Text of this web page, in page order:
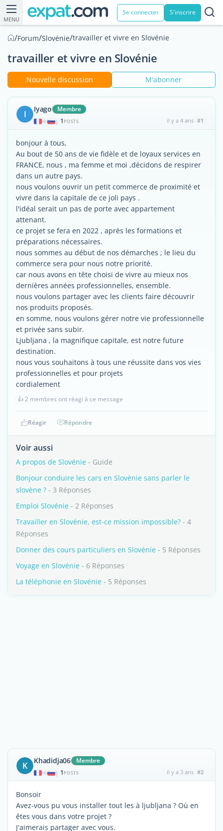
MENU
Se connecter S'inscrire
/Forum/Slovénie/travailler et vivre en Slovénie
travailler et vivre en Slovénie
Nouvelle discussion M'abonner
I Iyago Membre
| 1 POSTS il y a 4 ans #1
bonjour à tous,
Au bout de 50 ans de vie fidèle et de loyaux services en
FRANCE, nous , ma femme et moi ,décidons de respirer
dans un autre pays.
nous voulons ouvrir un petit commerce de proximité et
vivre dans la capitale de ce joli pays .
l'idéal serait un pas de porte avec appartement
attenant.
ce projet se fera en 2022 , après les formations et
préparations nécessaires.
nous sommes au début de nos démarches ; le lieu du
commerce sera pour nous notre priorité.
car nous avons en tête choisi de vivre au mieux nos
dernières années professionnelles, ensemble.
nous voulons partager avec les clients faire découvrir
nos produits proposés.
en somme, nous voulons gérer notre vie professionnelle
et privée sans subir.
Ljubljana , la magnifique capitale, est notre future
destination.
nous vous souhaitons à tous une réussite dans vos vies
professionnelles et pour projets
cordialement
👍2 membres ont réagi à ce message
Réagir Répondre
Voir aussi
A propos de Slovénie - Guide
Bonjour conduire les cars en Slovènie sans parler le
slovène ? - 3 Réponses
Emploi Slovénie - 2 Réponses
Travailler en Slovénie, est-ce mission impossible? - 4
Réponses
Donner des cours particuliers en Slovénie - 5 Réponses
Voyage en Slovénie - 6 Réponses
La téléphonie en Slovénie - 5 Réponses
K Khadidja06 Membre
| 1 POSTS il y a 3 ans #2
Bonsoir
Avez-vous pu vous installer tout les à ljubljana ? Où en
êtes vous dans votre projet ?
J'aimerais partager avec vous.